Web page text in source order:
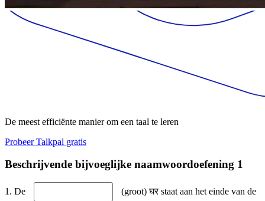
De meest efficiënte manier om een taal te leren
Probeer Talkpal gratis
Beschrijvende bijvoeglijke naamwoordoefening 1
1. De
(groot) घर staat aan het einde van de